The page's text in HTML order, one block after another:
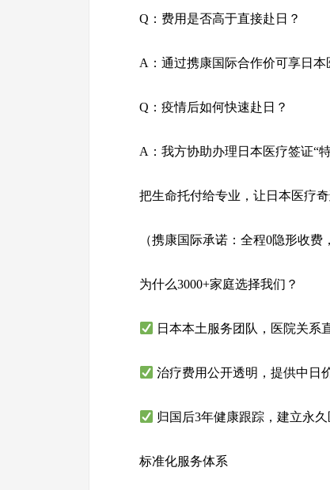
Q：费用是否高于直接赴日？
A：通过携康国际合作价可享日本
Q：疫情后如何快速赴日？
A：我方协助办理日本医疗签证“
把生命托付给专业，让日本医疗
（携康国际承诺：全程0隐形收费
为什么3000+家庭选择我们？
日本本土服务团队，医院关系
治疗费用公开透明，提供中日
归国后3年健康跟踪，建立永
标准化服务体系